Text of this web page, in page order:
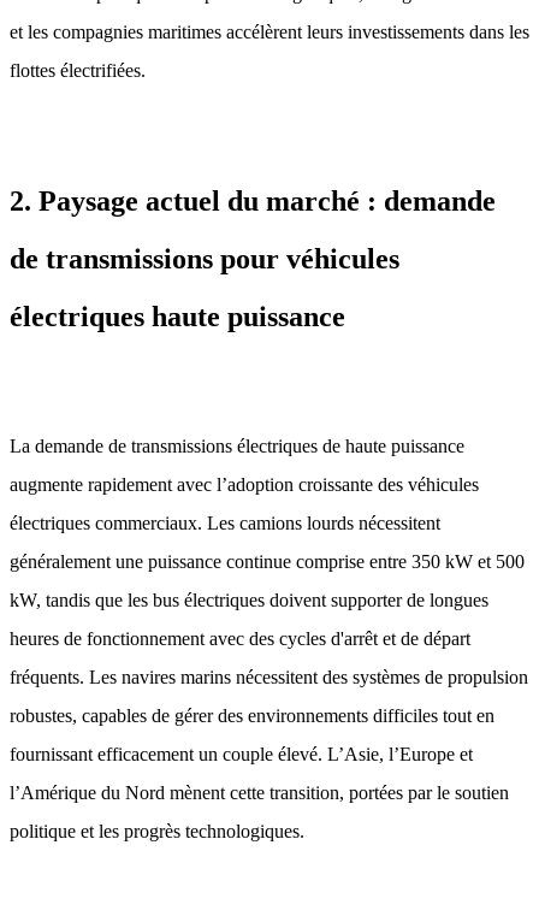
et les compagnies maritimes accélèrent leurs investissements dans les
flottes électrifiées.
2. Paysage actuel du marché : demande
de transmissions pour véhicules
électriques haute puissance
La demande de transmissions électriques de haute puissance
augmente rapidement avec l’adoption croissante des véhicules
électriques commerciaux. Les camions lourds nécessitent
généralement une puissance continue comprise entre 350 kW et 500
kW, tandis que les bus électriques doivent supporter de longues
heures de fonctionnement avec des cycles d'arrêt et de départ
fréquents. Les navires marins nécessitent des systèmes de propulsion
robustes, capables de gérer des environnements difficiles tout en
fournissant efficacement un couple élevé. L’Asie, l’Europe et
l’Amérique du Nord mènent cette transition, portées par le soutien
politique et les progrès technologiques.